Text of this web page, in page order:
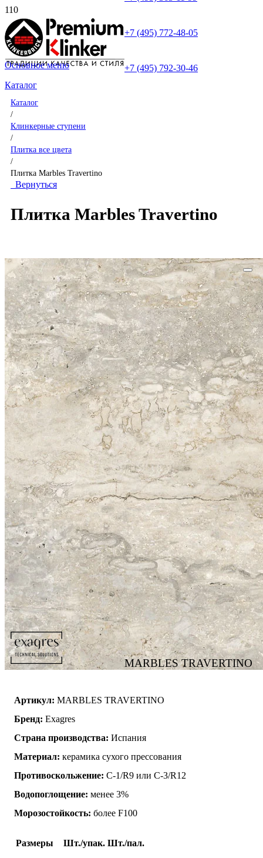
+7 (495) 772-48-05
+7 (495) 792-30-46
Основное меню
Каталог
Каталог
/
Клинкерные ступени
/
Плитка все цвета
/
Плитка Marbles Travertino
Вернуться
Плитка Marbles Travertino
MARBLES TRAVERTINO
Артикул: MARBLES TRAVERTINO
Бренд: Exagres
Страна производства: Испания
Материал: керамика сухого прессования
Противоскольжение: C-1/R9 или C-3/R12
Водопоглощение: менее 3%
Морозостойкость: более F100
Размеры Шт./упак. Шт./пал.